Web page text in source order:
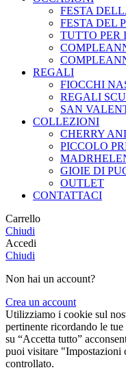
FESTA
FESTA DEL
TUTTO PER
REGALI
FIOCCHI
REGALI
SAN
COLLEZIONI
CHERRY
PICCOLO
GIOIE DI
OUTLET
CONTATTACI
Carrello
Chiudi
Accedi
Chiudi
Non hai un account?
Crea un account
Utilizziamo i cookie sul
pertinente ricordando le
su “Accetta tutto”
puoi visitare "Impostazioni
controllato.